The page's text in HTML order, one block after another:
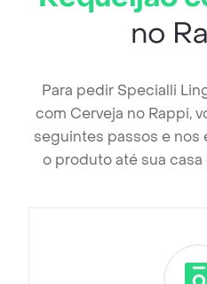
no
Para pedir Specialli
com Cerveja no Rappi,
seguintes passos e nos
o produto até sua